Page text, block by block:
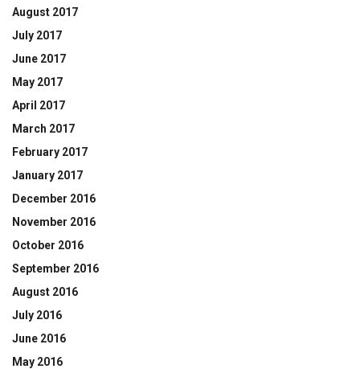
August 2017
July 2017
June 2017
May 2017
April 2017
March 2017
February 2017
January 2017
December 2016
November 2016
October 2016
September 2016
August 2016
July 2016
June 2016
May 2016